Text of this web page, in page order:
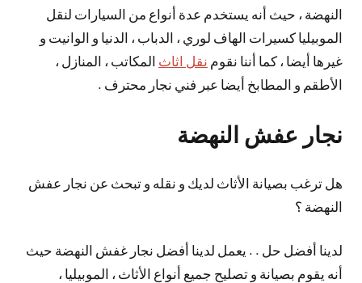
النهضة ، حيث أنه يستخدم عدة أنواع من السيارات لنقل
الموبيليا كسيرات الهاف لوري ، الدباب ، الدنيا و الوانيت و
غيرها أيضا ، كما أننا نقوم نقل اثاث المكاتب ، المنازل ،
الأطقم و المطابخ أيضا عبر فني نجار محترف .
نجار عفش النهضة
هل ترغب بصيانة الأثاث لديك و نقله و تبحث عن نجار عفش
النهضة ؟
لدينا أفضل حل . . يعمل لدينا أفضل نجار غفش النهضة حيث
أنه يقوم بصيانة و تصليح جميع أنواع الأثاث ، الموبيليا ،